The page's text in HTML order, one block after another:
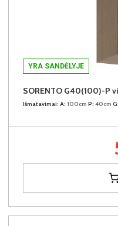
YRA SANDĖLYJE
Išmatavimai: A: 100cm P: 40cm G: